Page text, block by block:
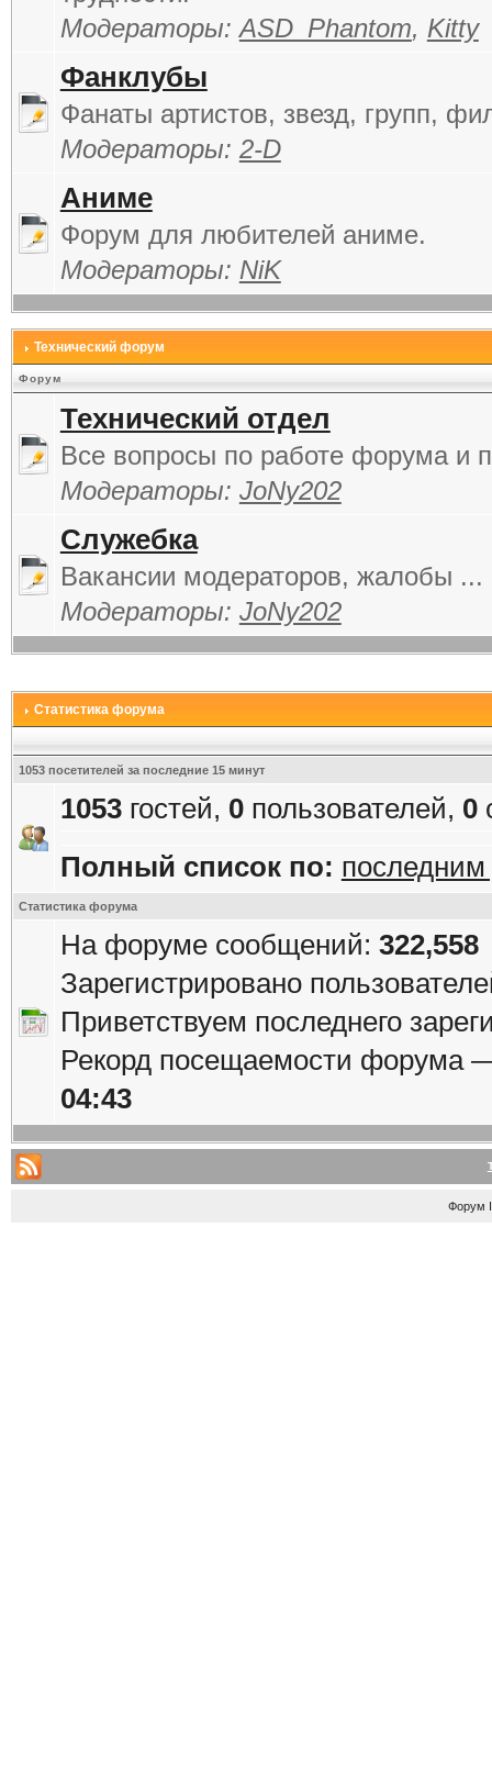
Модераторы:ASD_Phantom, Kitty
Фанклубы
Фанаты артистов, звезд, групп,
Модераторы: 2-D
Аниме
Форум для любителей аниме.
Модераторы: NiK
Технический форум
Форум
Технический отдел
Все вопросы по работе форума и
Модераторы: JoNy202
Служебка
Вакансии модераторов, жалобы ...
Модераторы: JoNy202
Статистика форума
1053 посетителей за последние 15 минут
1053гостей, 0пользователей, 0
Полный список по:
Статистика форума
На форуме сообщений: 322,558
Зарегистрировано
Приветствуем последнего
Рекорд посещаемости форума
04:43
Форум